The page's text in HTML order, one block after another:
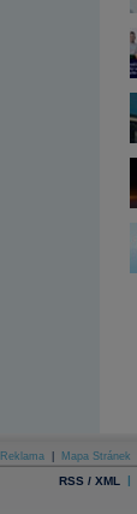
Reklama Mapa Stránek
RSS / XML |